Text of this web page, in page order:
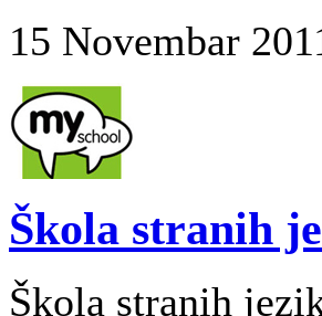
15 Novembar
Škola stranih
Škola stranih